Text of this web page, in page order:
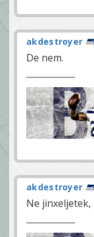
akdestroyer
De nem.
akdestroyer
Ne jinxeljetek,